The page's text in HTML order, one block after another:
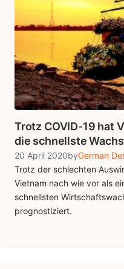
Trotz COVID-19 hat
die schnellste
20 April 2020byGerman
Trotz der schlechten
Vietnam nach wie vor als
schnellsten
prognostiziert.